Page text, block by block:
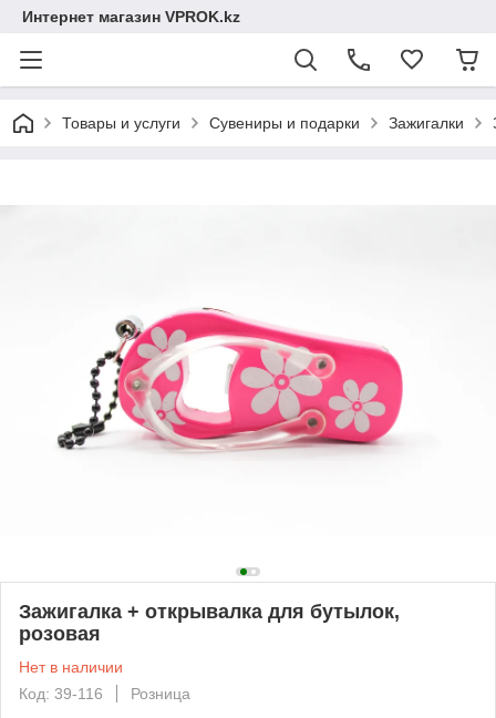
Интернет магазин VPROK.kz
Товары и услуги Сувениры и подарки Зажигалки
Зажигалка + открывалка для бутылок,
розовая
Нет в наличии
Код: 39-116
Розница